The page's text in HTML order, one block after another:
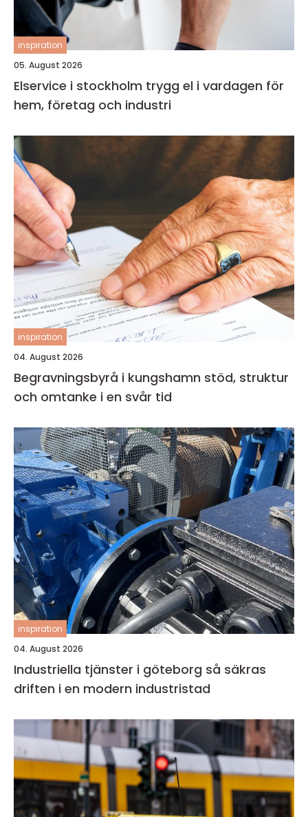
inspiration
05. August 2026
Elservice i stockholm trygg el i vardagen för
hem, företag och industri
inspiration
04. August 2026
Begravningsbyrå i kungshamn stöd, struktur
och omtanke i en svår tid
inspiration
04. August 2026
Industriella tjänster i göteborg så säkras
driften i en modern industristad